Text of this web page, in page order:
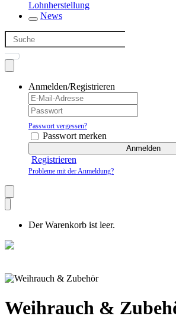
Lohnherstellung
News
Anmelden/Registrieren
Passwort vergessen?
Passwort merken
Anmelden
Registrieren
Probleme mit der Anmeldung?
Der Warenkorb ist leer.
Weihrauch &